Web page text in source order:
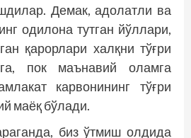
Демак, адолатли ва
одилона тутган йўллари,
қарорлари халқни тўғри
пок маънавий оламга
карвонининг тўғри
маёқ бўлади.
биз ўтмиш олдида